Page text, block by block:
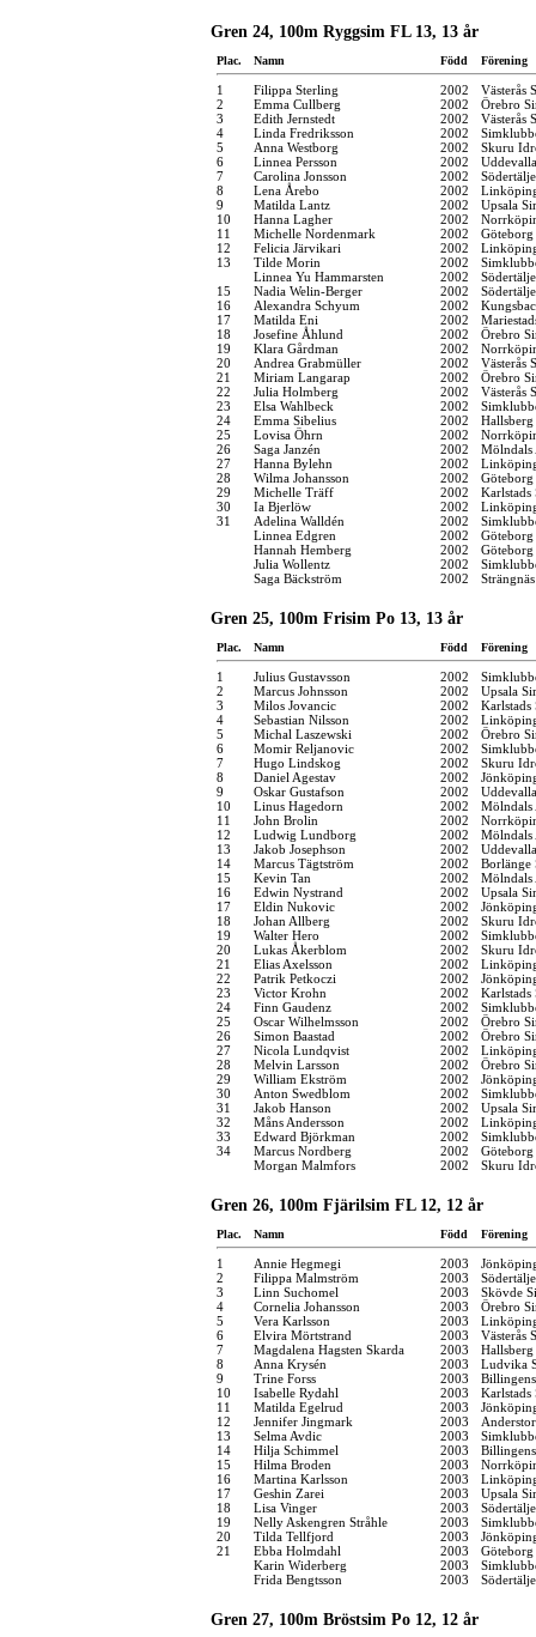
Gren 24, 100m Ryggsim FL 13, 13 år
Plac. Namn Född Förening
1 Filippa Sterling 2002
Västerås
2
Emma Cullberg 2002
Örebro
3
Edith Jernstedt 2002
Västerås
4
Linda Fredriksson 2002
5
Anna Westborg 2002
Skuru
6
Linnea Persson 2002
7
Carolina Jonsson 2002
8
Lena Årebo 2002
9
Matilda Lantz 2002
Upsala
10
Hanna Lagher 2002
11
Michelle Nordenmark 2002
Göteborg
12
Felicia Järvikari 2002
13
Tilde Morin 2002
Linnea Yu Hammarsten
2002
15
Nadia Welin-Berger 2002
16
Alexandra Schyum 2002
17
Matilda Eni 2002
18
Josefine Åhlund 2002
Örebro
19
Klara Gårdman 2002
20
Andrea Grabmüller 2002
Västerås
21
Miriam Langarap 2002
Örebro
22
Julia Holmberg 2002
Västerås
23
Elsa Wahlbeck 2002
24
Emma Sibelius 2002
25
Lovisa Öhrn 2002
26
Saga Janzén 2002
Mölndals
27
Hanna Bylehn 2002
28
Wilma Johansson 2002
Göteborg
29
Michelle Träff 2002
Karlstads
30
Ia Bjerlöw 2002
31
Adelina Walldén 2002
Linnea Edgren
2002
Göteborg
Hannah Hemberg
2002
Göteborg
Julia Wollentz
2002
Saga Bäckström
2002
Gren 25, 100m Frisim Po 13, 13 år
Plac. Namn Född Förening
1 Julius Gustavsson 2002
2
Marcus Johnsson 2002
Upsala
3
Milos Jovancic 2002
Karlstads
4
Sebastian Nilsson 2002
5
Michal Laszewski 2002
Örebro
6
Momir Reljanovic 2002
7
Hugo Lindskog 2002
Skuru
8
Daniel Agestav 2002
9
Oskar Gustafson 2002
10
Linus Hagedorn 2002
Mölndals
11
John Brolin 2002
12
Ludwig Lundborg 2002
Mölndals
13
Jakob Josephson 2002
14
Marcus Tägtström 2002
Borlänge
15
Kevin Tan 2002
Mölndals
16
Edwin Nystrand 2002
Upsala
17
Eldin Nukovic 2002
18
Johan Allberg 2002
Skuru
19
Walter Hero 2002
20
Lukas Åkerblom 2002
Skuru
21
Elias Axelsson 2002
22
Patrik Petkoczi 2002
23
Victor Krohn 2002
Karlstads
24
Finn Gaudenz 2002
25
Oscar Wilhelmsson 2002
Örebro
26
Simon Baastad 2002
Örebro
27
Nicola Lundqvist 2002
28
Melvin Larsson 2002
Örebro
29
William Ekström 2002
30
Anton Swedblom 2002
31
Jakob Hanson 2002
Upsala
32
Måns Andersson 2002
33
Edward Björkman 2002
34
Marcus Nordberg 2002
Göteborg
Morgan Malmfors
2002 Skuru
Gren 26, 100m Fjärilsim FL 12, 12 år
Plac. Namn Född Förening
1 Annie Hegmegi 2003
2
Filippa Malmström 2003
3
Linn Suchomel 2003
Skövde
4
Cornelia Johansson 2003
Örebro
5
Vera Karlsson 2003
6
Elvira Mörtstrand 2003
Västerås
7
Magdalena Hagsten Skarda 2003
8
Anna Krysén 2003
Ludvika
9
Trine Forss 2003
10
Isabelle Rydahl 2003
Karlstads
11
Matilda Egelrud 2003
12
Jennifer Jingmark 2003
13
Selma Avdic 2003
14
Hilja Schimmel 2003
15
Hilma Broden 2003
16
Martina Karlsson 2003
17
Geshin Zarei 2003
Upsala
18
Lisa Vinger 2003
19
Nelly Askengren Stråhle 2003
20
Tilda Tellfjord 2003
21
Ebba Holmdahl 2003
Göteborg
Karin Widerberg
2003
Frida Bengtsson
2003
Gren 27, 100m Bröstsim Po 12, 12 år